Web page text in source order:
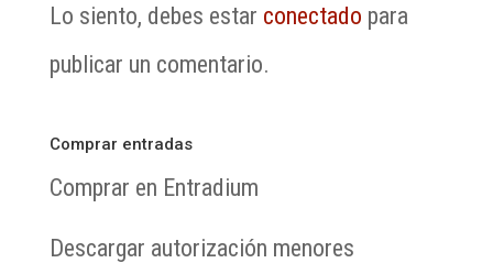
Lo siento, debes estar conectado para
publicar un comentario.
Comprar entradas
Comprar en Entradium
Descargar autorización menores